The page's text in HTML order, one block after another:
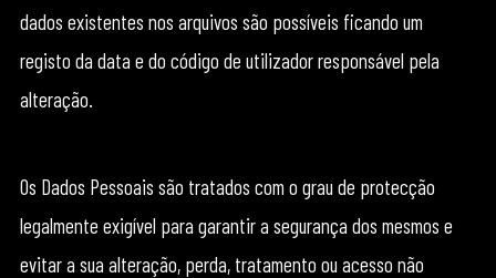
dados existentes nos arquivos são possíveis ficando um
registo da data e do código de utilizador responsável pela
alteração.
Os Dados Pessoais são tratados com o grau de protecção
legalmente exigível para garantir a segurança dos mesmos e
evitar a sua alteração, perda, tratamento ou acesso não